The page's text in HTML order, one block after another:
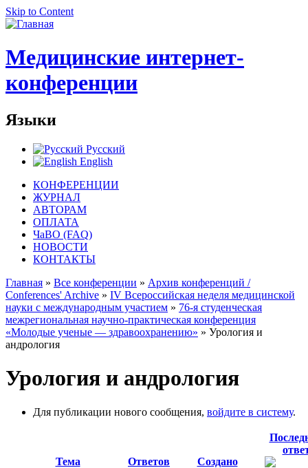
Skip to Content
Медицинские интернет-
конференции
Языки
Русский
English
КОНФЕРЕНЦИИ
ЖУРНАЛ
АВТОРАМ
ОПЛАТА
ЧаВО (FAQ)
НОВОСТИ
КОНТАКТЫ
Главная » Все конференции » Архив конференций /
Conferences' Archive » IV Всероссийская неделя медицинской
науки с международным участием » 76-я студенческая
межрегиональная научно-практическая конференция
«Молодые ученые — здравоохранению» » Урология и
андрология
Урология и андрология
Для публикации нового сообщения, войдите в систему.
Тема Ответов Создано